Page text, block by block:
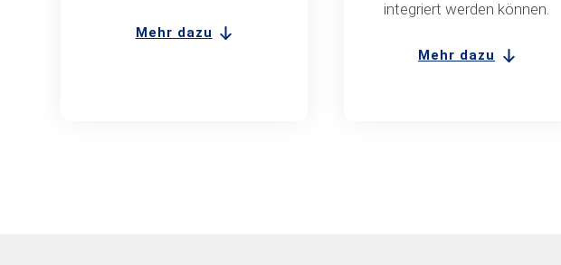
Mehr dazu
integriert werden können.
Mehr dazu